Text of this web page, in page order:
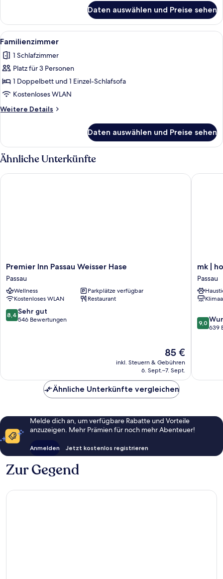
Apartment
Daten auswählen und Preise sehen
Alle
Fotos
für
Familienzimmer
anzeigen
Ein modernes Schlafzimmer mit
34
Familienzimmer
1 Schlafzimmer
Platz für 3 Personen
1 Doppelbett und 1 Einzel-Schlafsofa
Kostenloses WLAN
Weitere Details
Weitere
Daten auswählen und Preise sehen
Ähnliche Unterkünfte
Premier
Inn
Passau
Weisser
Hase
Passau
Premier Inn Passau Weisser Hase
Passau
Wellness
Parkplätze verfügbar
Kostenloses WLAN
Restaurant
8.4
von
8,4 Sehr gut
546 Bewertungen
Der
Preis
beträgt
85 €
inkl. Steuern & Gebühren
6. Sept.–7. Sept.
Premier Inn Passau Weisser Hase
mk
|
hotel
passau
Passau
mk |
Passau
9.0
von
9,0
639
mk |
Ähnliche Unterkünfte vergleichen
Melde dich an, um verfügbare Rabatte und Vorteile
anzuzeigen. Mehr Prämien für noch mehr Abenteuer!
Anmelden Jetzt kostenlos registrieren
Zur Gegend